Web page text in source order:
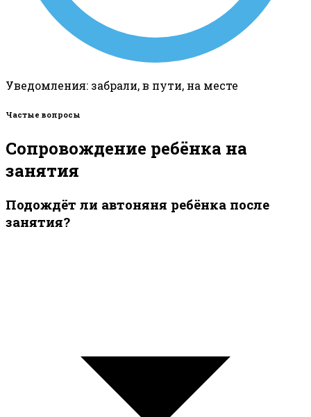
Уведомления: забрали, в пути, на месте
Частые вопросы
Сопровождение ребёнка на
занятия
Подождёт ли автоняня ребёнка после
занятия?